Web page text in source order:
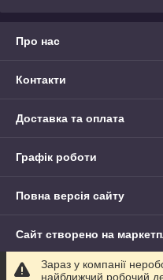
Про нас
Контакти
Доставка та оплата
Графік роботи
Повна версія сайту
Сайт створено на
Політика
Зараз у компанії
найближчий робочий